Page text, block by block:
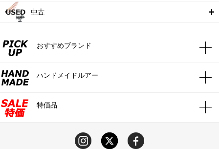
中古
おすすめブランド
ハンドメイドルアー
特価品